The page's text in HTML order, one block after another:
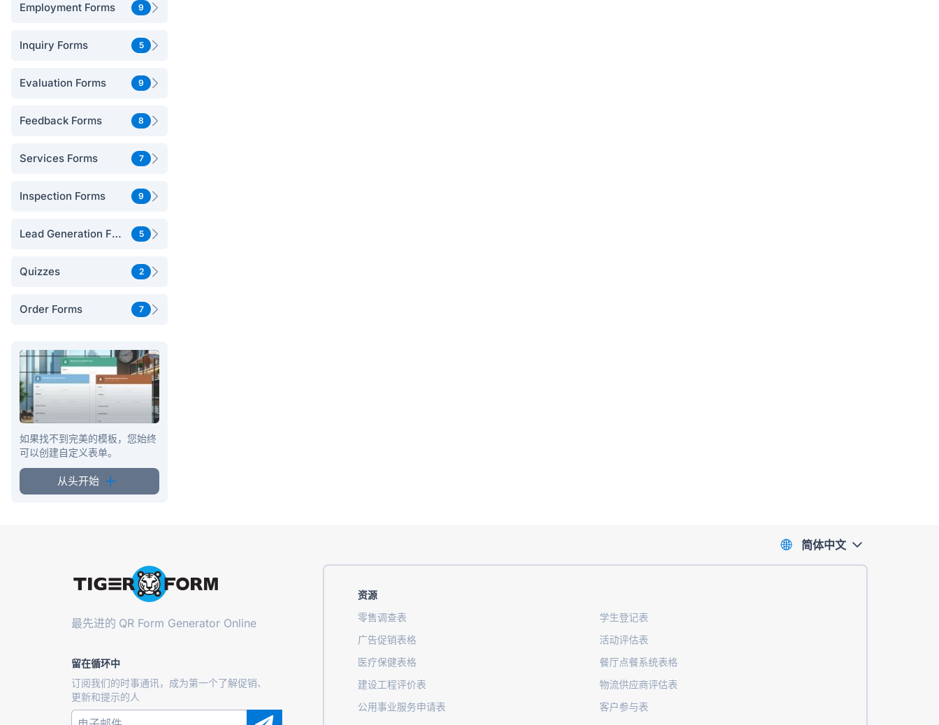
Employment Forms 9
Inquiry Forms 5
Evaluation Forms 9
Feedback Forms 8
Services Forms 7
Inspection Forms 9
Lead Generation Forms 5
Quizzes 2
Order Forms 7
如果找不到完美的模板，您始终
可以创建自定义表单。
从头开始
最先进的 QR Form Generator Online
留在循环中
订阅我们的时事通讯，成为第一个了解促销、
更新和提示的人
资源
零售调查表
学生登记表
广告促销表格
活动评估表
医疗保健表格
餐厅点餐系统表格
建设工程评价表
物流供应商评估表
公用事业服务申请表
客户参与表
简体中文